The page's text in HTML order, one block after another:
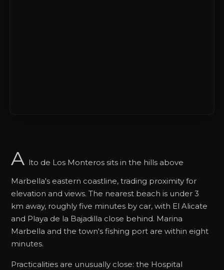
A lto de Los Monteros sits in the hills above
Marbella's eastern coastline, trading proximity for
elevation and views. The nearest beach is under 3
km away, roughly five minutes by car, with El Alicate
and Playa de la Bajadilla close behind. Marina
Marbella and the town's fishing port are within eight
minutes.
Practicalities are unusually close: the Hospital